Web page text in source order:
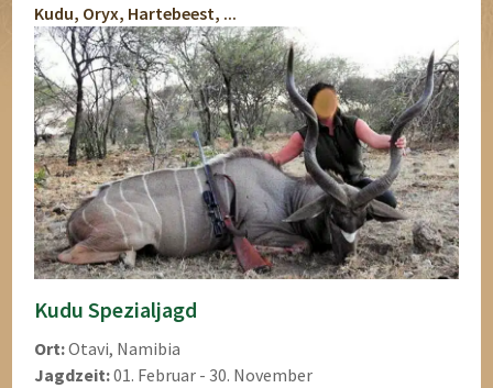
Kudu, Oryx, Hartebeest, ...
Kudu Spezialjagd
Ort:Otavi, Namibia
Jagdzeit:01. Februar - 30. November